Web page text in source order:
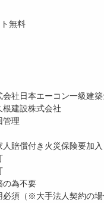
無料
本エーコン一級建築
設株式会社
理
付き火災保険要加入
為不要
（※大手法人契約の場